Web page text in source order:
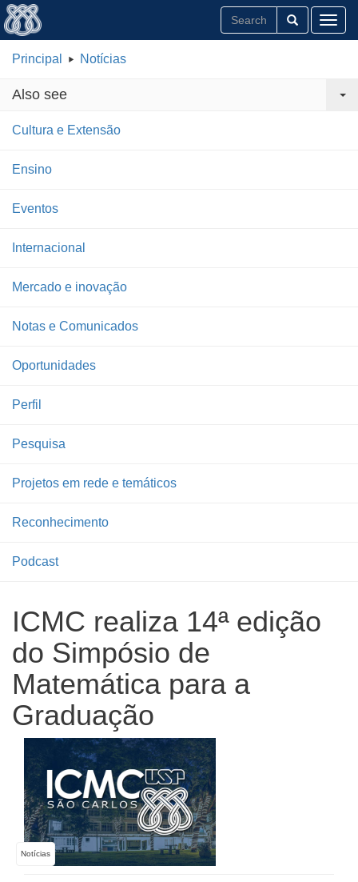
Principal Notícias
Also see
Cultura e Extensão
Ensino
Eventos
Internacional
Mercado e inovação
Notas e Comunicados
Oportunidades
Perfil
Pesquisa
Projetos em rede e temáticos
Reconhecimento
Podcast
ICMC realiza 14ª edição
do Simpósio de
Matemática para a
Graduação
Notícias